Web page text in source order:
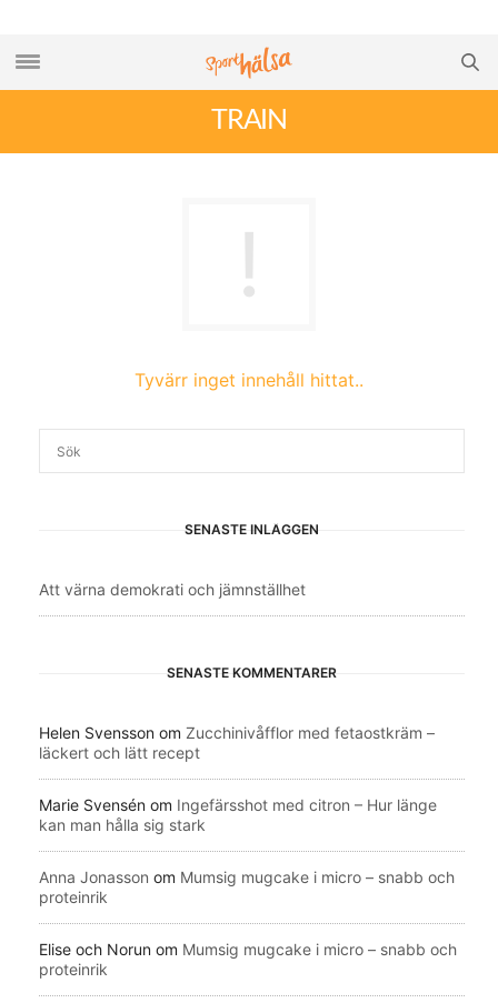
TRAIN
Tyvärr inget innehåll hittat..
SENASTE INLÄGGEN
Att värna demokrati och jämnställhet
SENASTE KOMMENTARER
Helen Svensson om Zucchinivåfflor med fetaostkräm –
läckert och lätt recept
Marie Svensén om Ingefärsshot med citron – Hur länge
kan man hålla sig stark
Anna Jonasson om Mumsig mugcake i micro – snabb och
proteinrik
Elise och Norun om Mumsig mugcake i micro – snabb och
proteinrik